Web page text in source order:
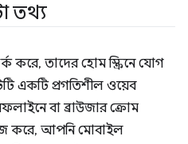
তথ্য
করে, তাদের হোম স্ক্রিনে যোগ
একটি প্রগতিশীল ওয়েব
বা ব্রাউজার ক্রোম
করে, আপনি মোবাইল